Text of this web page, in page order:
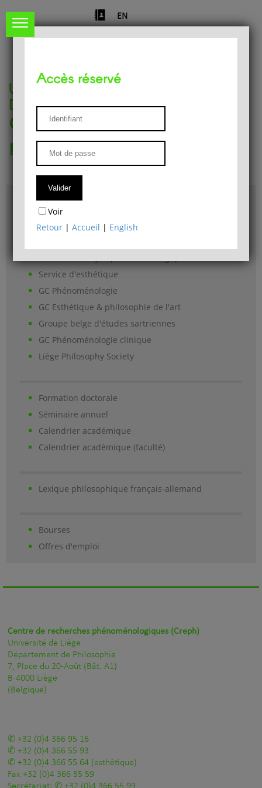
EN
Université de Liège
Département de philosophie
Centre de recherches
phénoménologiques
Accès & plans
Bibliothèque du Département de philosophie
Service d'esthétique
GC Phénoménologie
GC Esthétique & philosophie de l'art
Groupe belge d'études sartriennes
GC Phénoménologie clinique
Liège Philosophy Society
Formation doctorale
Séminaire annuel
Calendrier académique
Calendrier académique (faculté)
Lexique philosophique français-allemand
Bourses
Offres d'emploi
Accès réservé
Voir
Retour |Accueil | English
Centre de recherches phénoménologiques (Creph)
Université de Liège
Département de Philosophie
7, Place du 20-Août (Bât. A1)
B-4000 Liège
(Belgique)
+32 (0)4 366 95 16
+32 (0)4 366 55 93
+32 (0)4 366 55 64 (esthétique)
Fax +32 (0)4 366 55 59